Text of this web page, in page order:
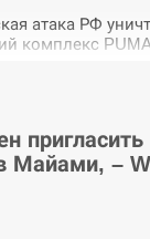
атака РФ
комплекс PUMA
блискавки
пригласить
Майами, –